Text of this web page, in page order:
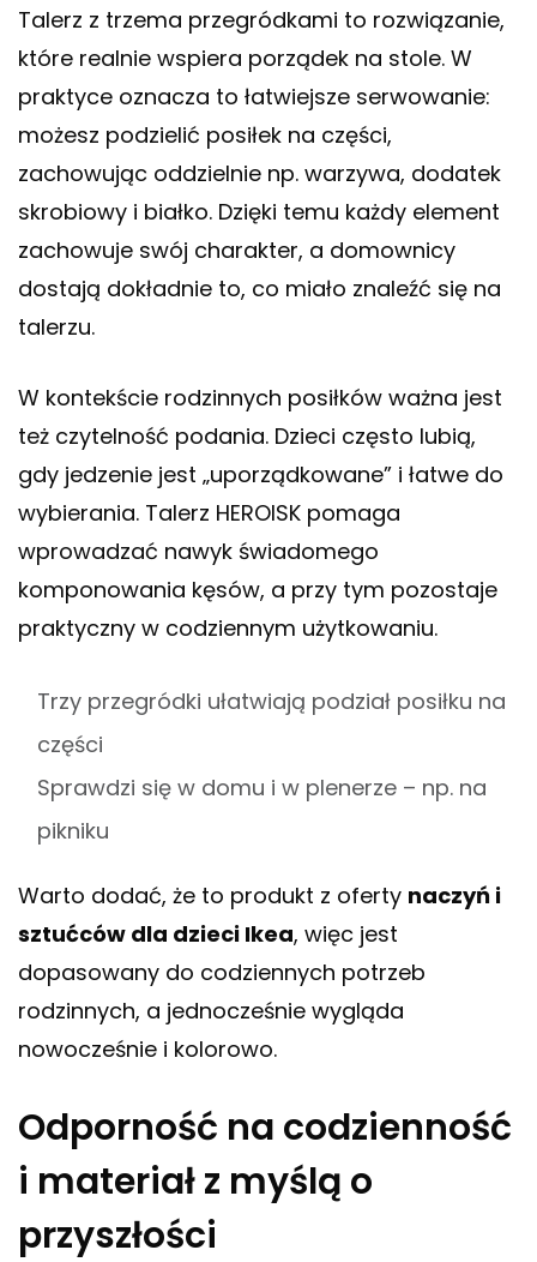
Talerz z trzema przegródkami to rozwiązanie,
które realnie wspiera porządek na stole. W
praktyce oznacza to łatwiejsze serwowanie:
możesz podzielić posiłek na części,
zachowując oddzielnie np. warzywa, dodatek
skrobiowy i białko. Dzięki temu każdy element
zachowuje swój charakter, a domownicy
dostają dokładnie to, co miało znaleźć się na
talerzu.
W kontekście rodzinnych posiłków ważna jest
też czytelność podania. Dzieci często lubią,
gdy jedzenie jest „uporządkowane” i łatwe do
wybierania. Talerz HEROISK pomaga
wprowadzać nawyk świadomego
komponowania kęsów, a przy tym pozostaje
praktyczny w codziennym użytkowaniu.
Trzy przegródki ułatwiają podział posiłku na
części
Sprawdzi się w domu i w plenerze – np. na
pikniku
Warto dodać, że to produkt z oferty naczyń i
sztućców dla dzieci Ikea, więc jest
dopasowany do codziennych potrzeb
rodzinnych, a jednocześnie wygląda
nowocześnie i kolorowo.
Odporność na codzienność
i materiał z myślą o
przyszłości